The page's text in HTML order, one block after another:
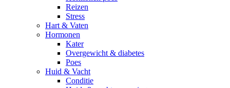
Reizen
Stress
Hart & Vaten
Hormonen
Kater
Overgewicht & diabetes
Poes
Huid & Vacht
Conditie